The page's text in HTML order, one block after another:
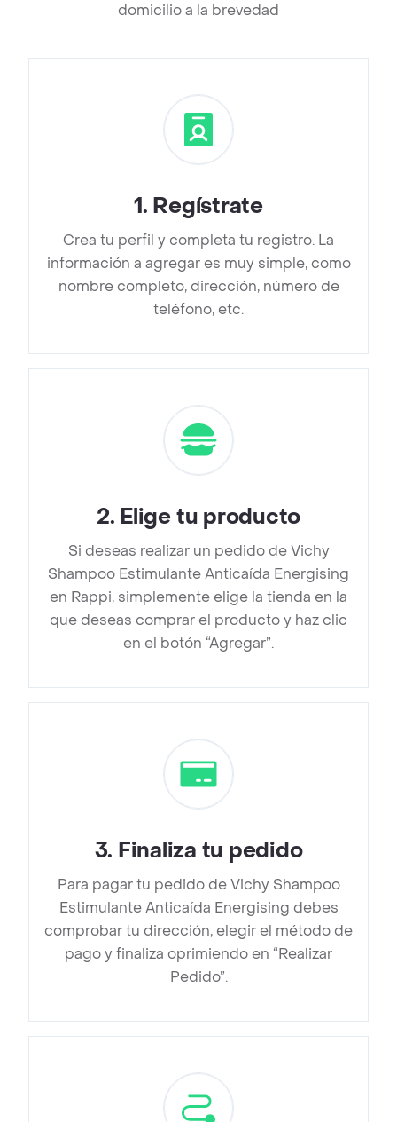
domicilio a la brevedad
1. Regístrate
Crea tu perfil y completa tu registro. La
información a agregar es muy simple, como
nombre completo, dirección, número de
teléfono, etc.
2. Elige tu producto
Si deseas realizar un pedido de Vichy
Shampoo Estimulante Anticaída Energising
en Rappi, simplemente elige la tienda en la
que deseas comprar el producto y haz clic
en el botón “Agregar”.
3. Finaliza tu pedido
Para pagar tu pedido de Vichy Shampoo
Estimulante Anticaída Energising debes
comprobar tu dirección, elegir el método de
pago y finaliza oprimiendo en “Realizar
Pedido”.